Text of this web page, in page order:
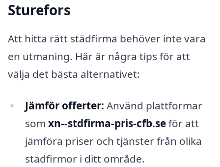
Sturefors
Att hitta rätt städfirma behöver inte vara
en utmaning. Här är några tips för att
välja det bästa alternativet:
Jämför offerter: Använd plattformar
som xn--stdfirma-pris-cfb.seför att
jämföra priser och tjänster från olika
städfirmor i ditt område.